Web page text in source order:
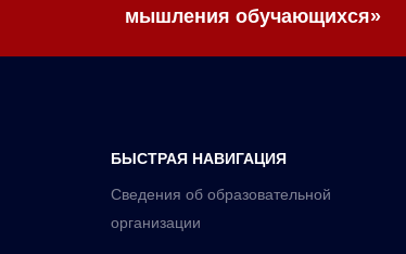
мышления обучающихся»
БЫСТРАЯ НАВИГАЦИЯ
Сведения об образовательной
организации